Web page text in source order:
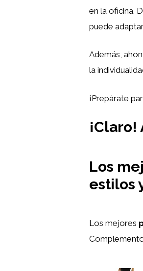
en la oficina.
puede
Además,
la
¡Prepárate
Los
estilos
Los mejores